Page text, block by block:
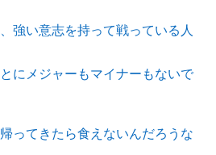
強い意志を持って戦っている人
にメジャーもマイナーもないで
ってきたら食えないんだろうな